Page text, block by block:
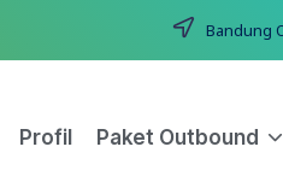
Bandung
Profil Paket Outbound